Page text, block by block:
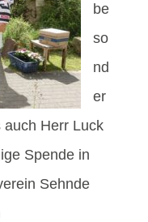
be
so
nd
er
Herr Luck
Spende in
Sehnde